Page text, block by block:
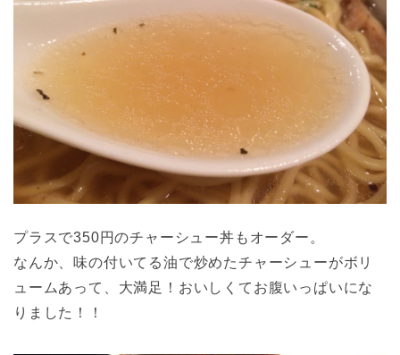
プラスで350円のチャーシュー丼もオーダー。
なんか、味の付いてる油で炒めたチャーシューがボリ
ュームあって、大満足！おいしくてお腹いっぱいにな
りました！！